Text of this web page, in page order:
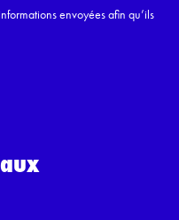
envoyées afin qu’ils